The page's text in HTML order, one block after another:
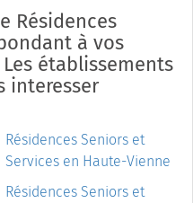
Résidences
à vos
établissements
interesser
Résidences Seniors et
Services en Haute-Vienne
Résidences Seniors et